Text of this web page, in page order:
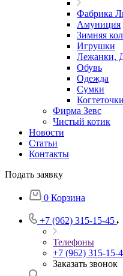
Фабрика
Амуниция
Зимняя
Игрушки
Лежанки,
Обувь
Одежда
Сумки
Фирма Зевс
Чистый котик
Новости
Статьи
Контакты
Подать заявку
0 Корзина
+7 (962) 315-15-45
Телефоны
+7 (962) 315-15-
Заказать звонок